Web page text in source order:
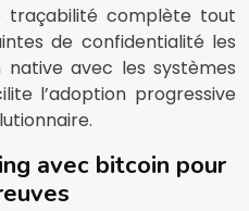
traçabilité complète tout
de confidentialité les
native avec les systèmes
l’adoption progressive
avec bitcoin pour